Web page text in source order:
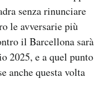
senza rinunciare
le avversarie più
il Barcellona sarà
2025, e a quel punto
anche questa volta